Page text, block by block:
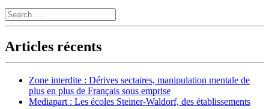
Search
Articles récents
Zone interdite : Dérives sectaires, manipulation mentale de
plus en plus de Français sous emprise
Mediapart : Les écoles Steiner-Waldorf, des établissements